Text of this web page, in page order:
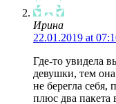
Ирина
22.01.2019 at
Где-то увидела
девушки, тем
не берегла
плюс два пакета